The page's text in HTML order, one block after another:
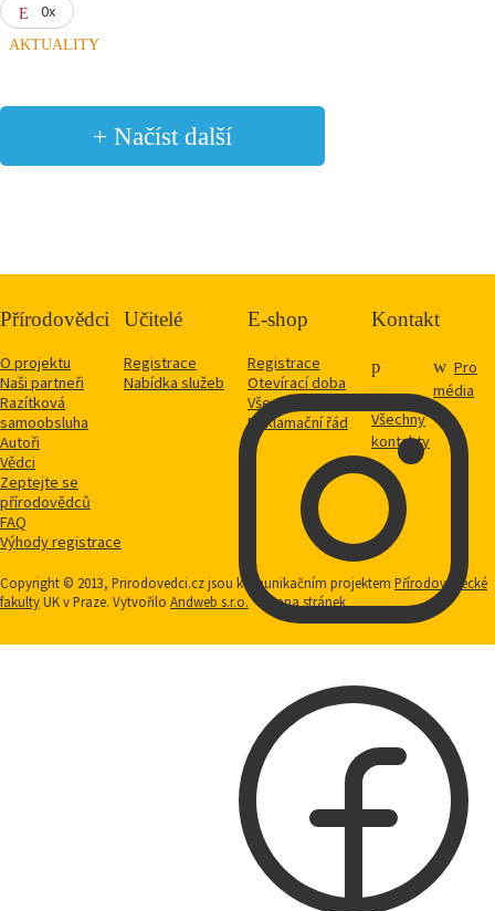
0x
AKTUALITY
+ Načíst další
Přírodovědci
O projektu
Naši partneři
Razítková
samoobsluha
Autoři
Vědci
Zeptejte se
přírodovědců
FAQ
Výhody registrace
Učitelé
Registrace
Nabídka služeb
E-shop
Registrace
Otevírací doba
Vše o nákupu
Reklamační řád
Kontakt
Všechny
kontakty
Pro
média
Copyright © 2013, Prirodovedci.cz jsou komunikačním projektem Přírodovědecké
fakultyUK v Praze. Vytvořilo Andweb s.r.o. Mapa stránek